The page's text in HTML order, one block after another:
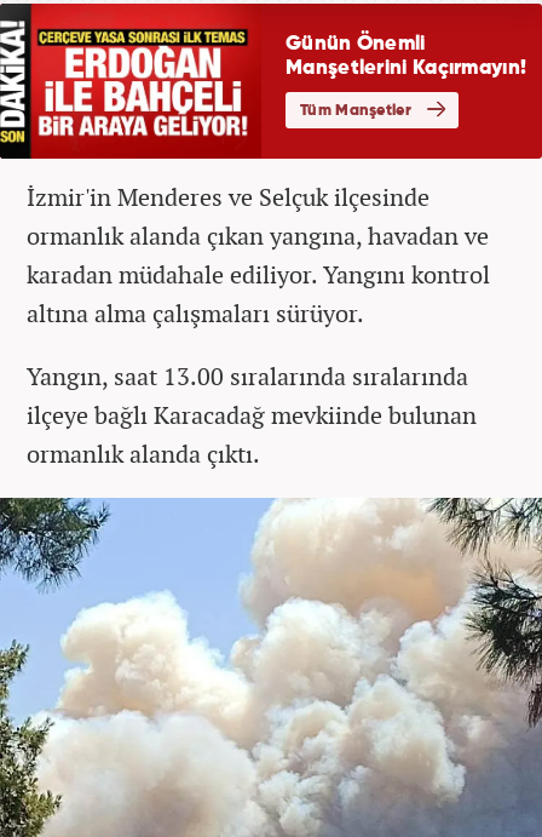
İzmir'in Menderes ve Selçuk ilçesinde
ormanlık alanda çıkan yangına, havadan ve
karadan müdahale ediliyor. Yangını kontrol
altına alma çalışmaları sürüyor.
Yangın, saat 13.00 sıralarında sıralarında
ilçeye bağlı Karacadağ mevkiinde bulunan
ormanlık alanda çıktı.